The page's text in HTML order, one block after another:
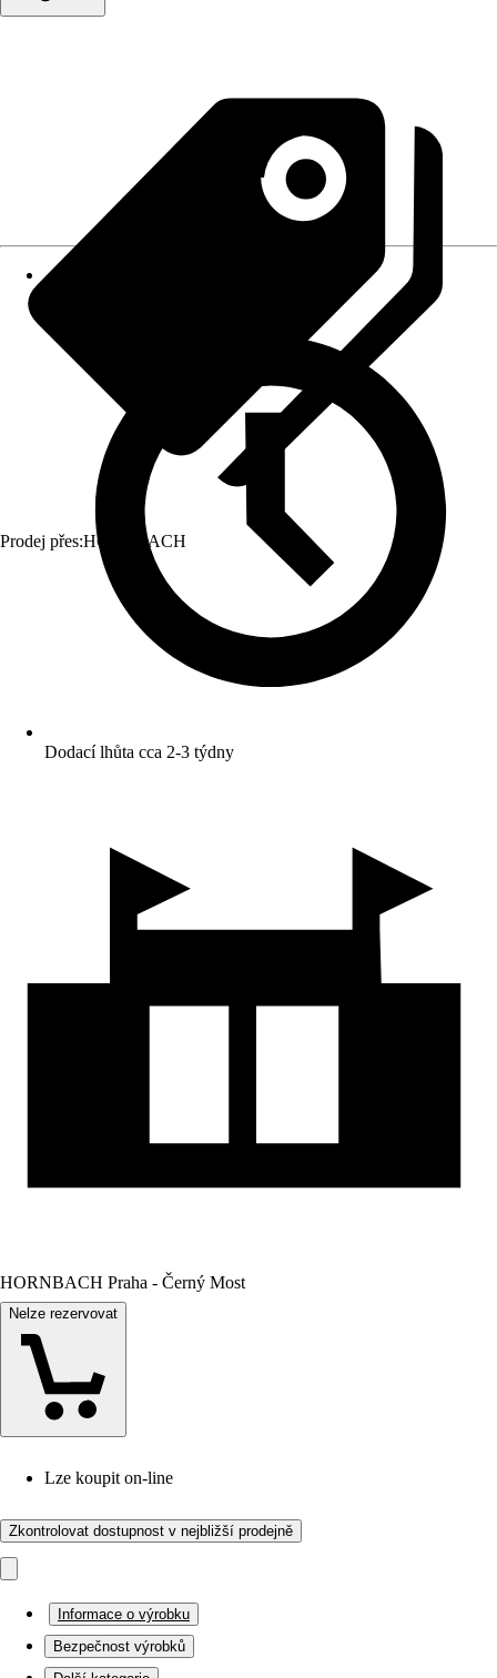
Prodej přes:HORNBACH
Dodací lhůta cca 2-3 týdny
HORNBACH Praha - Černý Most
Nelze rezervovat
Lze koupit on-line
Zkontrolovat dostupnost v nejbližší prodejně
Informace o výrobku
Bezpečnost výrobků